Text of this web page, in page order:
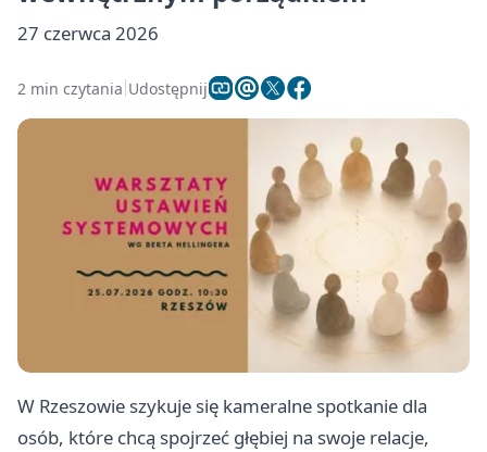
27 czerwca 2026
2 min czytania Udostępnij
W Rzeszowie szykuje się kameralne spotkanie dla
osób, które chcą spojrzeć głębiej na swoje relacje,